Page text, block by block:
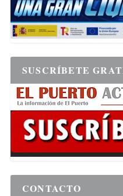
SUSCRÍBETE
CONTACTO